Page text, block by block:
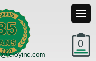
0